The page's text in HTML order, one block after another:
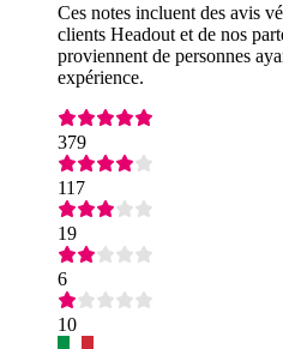
Ces notes incluent des avis
clients Headout et de nos
proviennent de personnes
expérience.
379
117
19
6
10